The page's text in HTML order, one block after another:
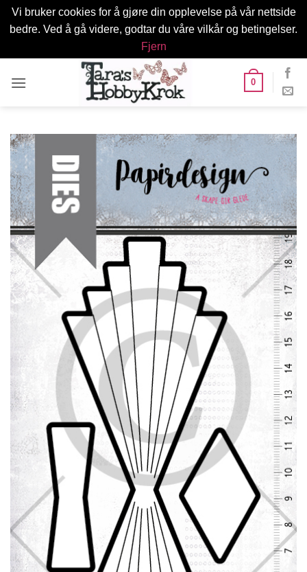
Vi bruker cookies for å gjøre din opplevelse på vår nettside
bedre. Ved å gå videre, godtar du våre vilkår og betingelser.
Fjern
0